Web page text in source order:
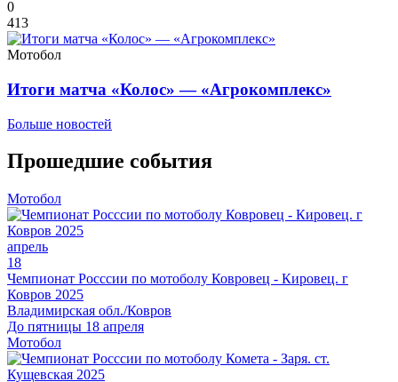
0
413
Мотобол
Итоги матча «Колос» — «Агрокомплекс»
Больше новостей
Прошедшие события
Мотобол
апрель
18
Чемпионат Росссии по мотоболу Ковровец - Кировец. г
Ковров 2025
Владимирская обл./Ковров
До пятницы 18 апреля
Мотобол